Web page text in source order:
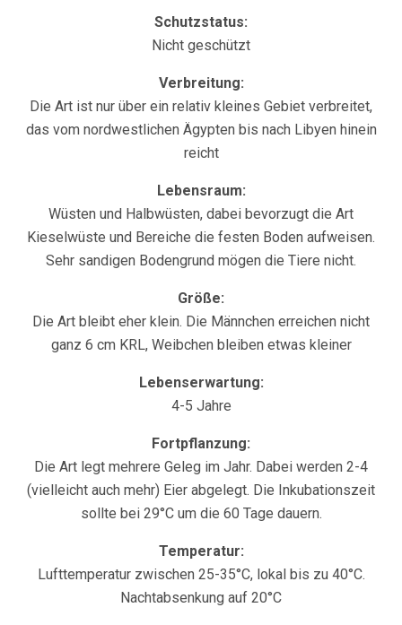
Schutzstatus:
Nicht geschützt
Verbreitung:
Die Art ist nur über ein relativ kleines Gebiet verbreitet,
das vom nordwestlichen Ägypten bis nach Libyen hinein
reicht
Lebensraum:
Wüsten und Halbwüsten, dabei bevorzugt die Art
Kieselwüste und Bereiche die festen Boden aufweisen.
Sehr sandigen Bodengrund mögen die Tiere nicht.
Größe:
Die Art bleibt eher klein. Die Männchen erreichen nicht
ganz 6 cm KRL, Weibchen bleiben etwas kleiner
Lebenserwartung:
4-5 Jahre
Fortpflanzung:
Die Art legt mehrere Geleg im Jahr. Dabei werden 2-4
(vielleicht auch mehr) Eier abgelegt. Die Inkubationszeit
sollte bei 29°C um die 60 Tage dauern.
Temperatur:
Lufttemperatur zwischen 25-35°C, lokal bis zu 40°C.
Nachtabsenkung auf 20°C